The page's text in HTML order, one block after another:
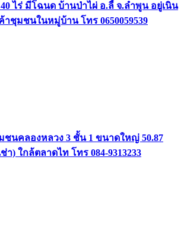
ไร่ มีโฉนด บ้านป่าไผ่ อ.ลี้ จ.ลำพูน อยู่เนิน
าชุมชนในหมู่บ้าน โทร 0650059539
นคลองหลวง 3 ชั้น 1 ขนาดใหญ่ 50.87
า) ใกล้ตลาดไท โทร 084-9313233